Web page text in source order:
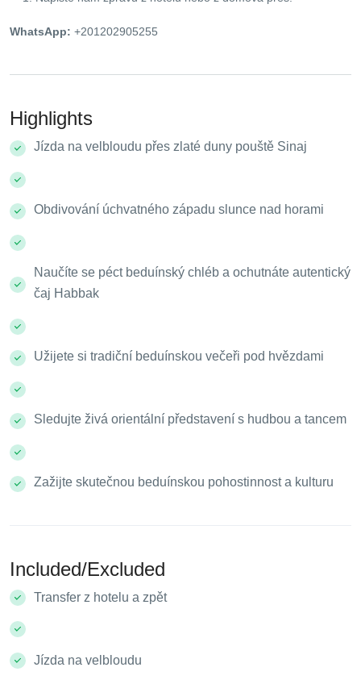
WhatsApp: +201202905255
Highlights
Jízda na velbloudu přes zlaté duny pouště Sinaj
Obdivování úchvatného západu slunce nad horami
Naučíte se péct beduínský chléb a ochutnáte autentický
čaj Habbak
Užijete si tradiční beduínskou večeři pod hvězdami
Sledujte živá orientální představení s hudbou a tancem
Zažijte skutečnou beduínskou pohostinnost a kulturu
Included/Excluded
Transfer z hotelu a zpět
Jízda na velbloudu